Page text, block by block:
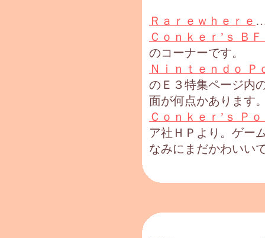
Ｒａｒｅｗｈｅｒｅ
Ｃｏｎｋｅｒ’ｓ Ｂ
のコーナーです。
Ｎｉｎｔｅｎｄｏ Ｐ
のＥ３特集ページ内
面が何点かあります
Ｃｏｎｋｅｒ’ｓ Ｐ
ア社ＨＰより。ゲー
なみにまだかわいい